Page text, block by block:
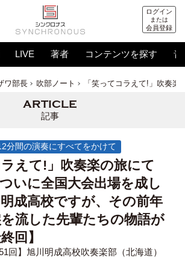
ログイン
または
会員登録
LIVE 著者 コンテンツを探す 音
ワ部長 吹部ノート 「笑ってコラえて!」吹奏
記事
分間の演奏にすべてをかけて
ラえて!」吹奏楽の旅にて
いに全国大会出場を成し
成高校ですが、その前年
流した先輩たちの物語が
回】
回】旭川明成高校吹奏楽部（北海道）